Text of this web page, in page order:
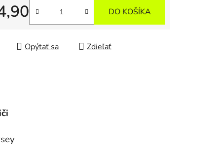
cena:
DO KOŠÍKA
Opýtať sa Zdieľať